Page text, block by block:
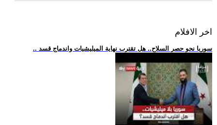
اخر الافلام
.. سوريا نحو حصر السلاح.. هل تقترب نهاية الميليشيات واندماج قسد